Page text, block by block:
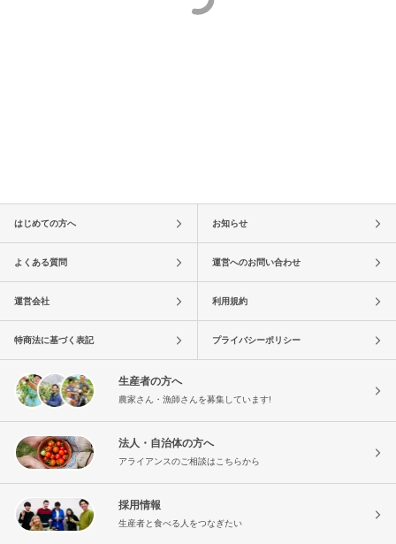
はじめての方へ お知らせ
よくある質問 運営へのお問い合わせ
運営会社 利用規約
特商法に基づく表記 プライバシーポリシー
生産者の方へ
農家さん・漁師さんを募集しています!
法人・自治体の方へ
アライアンスのご相談はこちらから
採用情報
生産者と食べる人をつなぎたい